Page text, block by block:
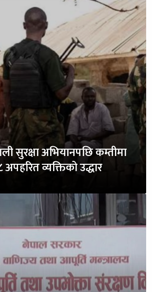
सुरक्षा अभियानपछि कम्तीमा
अपहरित व्यक्तिको उद्धार